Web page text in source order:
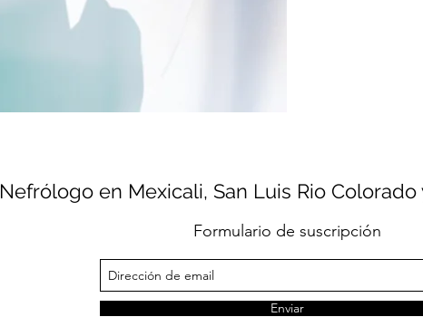
Nefrólogo en Mexicali, San Luis Rio
Formulario de suscripción
Enviar